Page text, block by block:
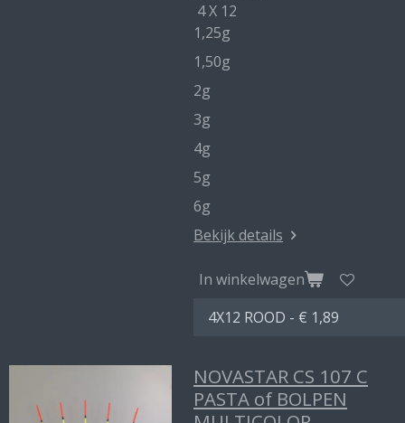
4 X 12
1,25g
1,50g
2g
3g
4g
5g
6g
Bekijk details
In winkelwagen
NOVASTAR CS 107 C
PASTA of BOLPEN